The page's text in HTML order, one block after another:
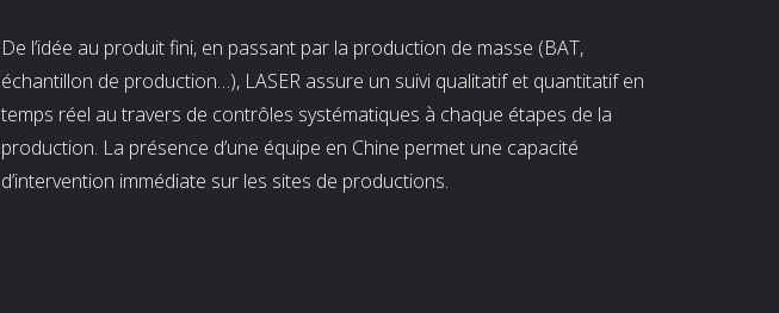
De l’idée au produit fini, en passant par la production de masse (BAT,
échantillon de production…), LASER assure un suivi qualitatif et quantitatif en
temps réel au travers de contrôles systématiques à chaque étapes de la
production. La présence d’une équipe en Chine permet une capacité
d’intervention immédiate sur les sites de productions.